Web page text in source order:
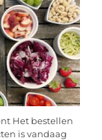
Het bestellen
is vandaag